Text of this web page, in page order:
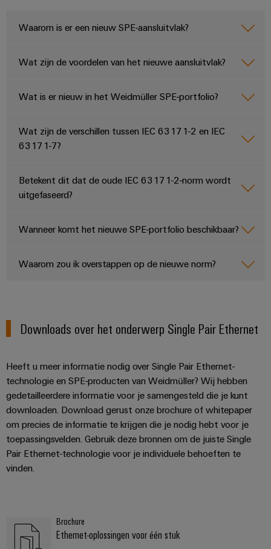
Waarom is er een nieuw SPE-aansluitvlak?
Wat zijn de voordelen van het nieuwe aansluitvlak?
Wat is er nieuw in het Weidmüller SPE-portfolio?
Wat zijn de verschillen tussen IEC 63171-2 en IEC
63171-7?
Betekent dit dat de oude IEC 63171-2-norm wordt
uitgefaseerd?
Wanneer komt het nieuwe SPE-portfolio beschikbaar?
Waarom zou ik overstappen op de nieuwe norm?
Downloads over het onderwerp Single Pair Ethernet
Heeft u meer informatie nodig over Single Pair Ethernet-
technologie en SPE-producten van Weidmüller? Wij hebben
gedetailleerdere informatie voor je samengesteld die je kunt
downloaden. Download gerust onze brochure of whitepaper
om precies de informatie te krijgen die je nodig hebt voor je
toepassingsvelden. Gebruik deze bronnen om de juiste Single
Pair Ethernet-technologie voor je individuele behoeften te
vinden.
Brochure
Ethernet-oplossingen voor één stuk